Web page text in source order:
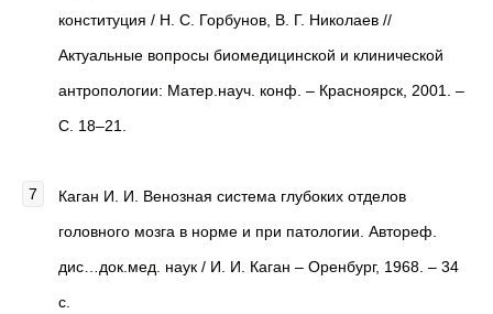
конституция / Н. С. Горбунов, В. Г. Николаев //
Актуальные вопросы биомедицинской и клинической
антропологии: Матер.науч. конф. – Красноярск, 2001. –
С. 18–21.
Каган И. И. Венозная система глубоких отделов
головного мозга в норме и при патологии. Автореф.
дис…док.мед. наук / И. И. Каган – Оренбург, 1968. – 34
с.